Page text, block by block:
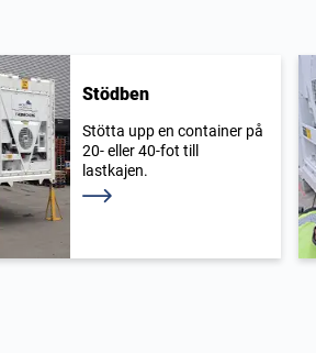
Stödben
Stötta upp en container på
20- eller 40-fot till
lastkajen.
Läs mer